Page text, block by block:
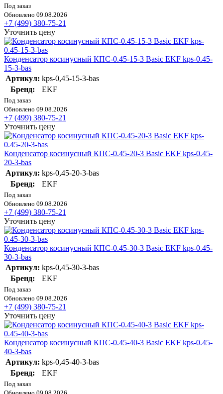
Под заказ
Обновлено 09.08.2026
+7 (499) 380-75-21
Уточнить цену
Конденсатор косинусный КПС-0.45-15-3 Basic EKF kps-0.45-
15-3-bas
Артикул: kps-0,45-15-3-bas
Бренд:
EKF
Под заказ
Обновлено 09.08.2026
+7 (499) 380-75-21
Уточнить цену
Конденсатор косинусный КПС-0.45-20-3 Basic EKF kps-0.45-
20-3-bas
Артикул: kps-0,45-20-3-bas
Бренд:
EKF
Под заказ
Обновлено 09.08.2026
+7 (499) 380-75-21
Уточнить цену
Конденсатор косинусный КПС-0.45-30-3 Basic EKF kps-0.45-
30-3-bas
Артикул: kps-0,45-30-3-bas
Бренд:
EKF
Под заказ
Обновлено 09.08.2026
+7 (499) 380-75-21
Уточнить цену
Конденсатор косинусный КПС-0.45-40-3 Basic EKF kps-0.45-
40-3-bas
Артикул: kps-0,45-40-3-bas
Бренд:
EKF
Под заказ